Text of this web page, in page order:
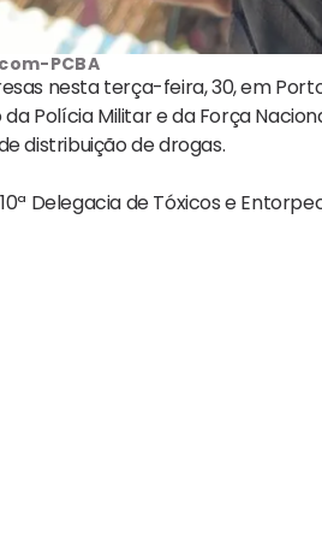
PCBA
nesta terça-feira, 30, em
Polícia Militar e da Força
distribuição de drogas.
Delegacia de Tóxicos e